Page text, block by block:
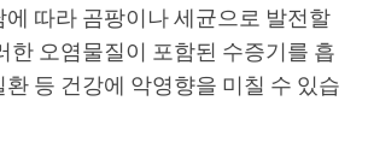
따라 곰팡이나 세균으로 발전할
한 오염물질이 포함된 수증기를 흡
등 건강에 악영향을 미칠 수 있습